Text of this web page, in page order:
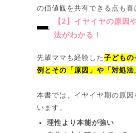
の価値観を共有できる点も喜
【2】イヤイヤの原因
法がわかる！
先輩ママも経験した子どもの
例とその「原因」や「対処法
本書では、イヤイヤ期の原因
います。
理性より本能が強い